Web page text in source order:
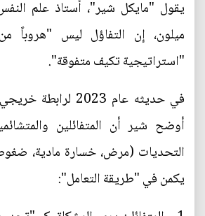
يقول "مايكل شير"، أستاذ علم
ميلون، إن التفاؤل ليس "هروباً
"استراتيجية تكيف متفوقة".
في حديثه عام 2023
أوضح شير أن المتفائلين
التحديات (مرض، خسارة مادية،
يكمن في "طريقة التعامل":